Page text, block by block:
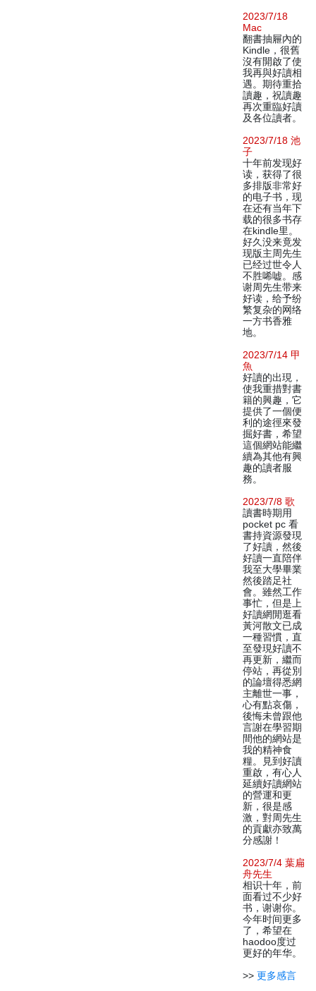
2023/7/18
Mac
翻書抽屜內的
Kindle，很舊
沒有開啟了使
我再與好讀相
遇。期待重拾
讀趣，祝讀趣
再次重臨好讀
及各位讀者。
2023/7/18 池
子
十年前发现好
读，获得了很
多排版非常好
的电子书，现
在还有当年下
载的很多书存
在kindle里。
好久没来竟发
现版主周先生
已经过世令人
不胜唏嘘。感
谢周先生带来
好读，给予纷
繁复杂的网络
一方书香雅
地。
2023/7/14 甲
魚
好讀的出現，
使我重措對書
籍的興趣，它
提供了一個便
利的途徑來發
掘好書，希望
這個網站能繼
續為其他有興
趣的讀者服
務。
2023/7/8 歌
讀書時期用
pocket pc 看
書持資源發現
了好讀，然後
好讀一直陪伴
我至大學畢業
然後踏足社
會。雖然工作
事忙，但是上
好讀網閒逛看
黃河散文已成
一種習慣，直
至發現好讀不
再更新，繼而
停站，再從別
的論壇得悉網
主離世一事，
心有點哀傷，
後悔未曾跟他
言謝在學習期
間他的網站是
我的精神食
糧。見到好讀
重啟，有心人
延續好讀網站
的營運和更
新，很是感
激，對周先生
的貢獻亦致萬
分感謝！
2023/7/4 葉扁
舟先生
相识十年，前
面看过不少好
书，谢谢你。
今年时间更多
了，希望在
haodoo度过
更好的年华。
>> 更多感言